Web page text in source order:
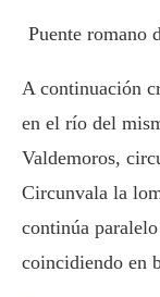
Puente romano
A continuación
en el río del
Valdemoros,
Circunvala la
continúa
coincidiendo en